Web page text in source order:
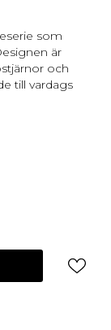
som
är
och
till vardags